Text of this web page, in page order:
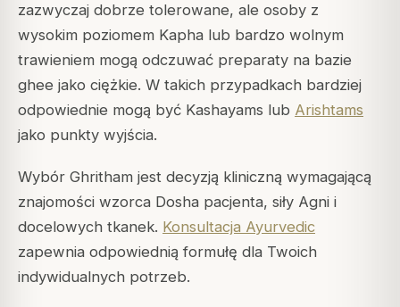
zazwyczaj dobrze tolerowane, ale osoby z
wysokim poziomem Kapha lub bardzo wolnym
trawieniem mogą odczuwać preparaty na bazie
ghee jako ciężkie. W takich przypadkach bardziej
odpowiednie mogą być Kashayams lub Arishtams
jako punkty wyjścia.
Wybór Ghritham jest decyzją kliniczną wymagającą
znajomości wzorca Dosha pacjenta, siły Agni i
docelowych tkanek. Konsultacja Ayurvedic
zapewnia odpowiednią formułę dla Twoich
indywidualnych potrzeb.